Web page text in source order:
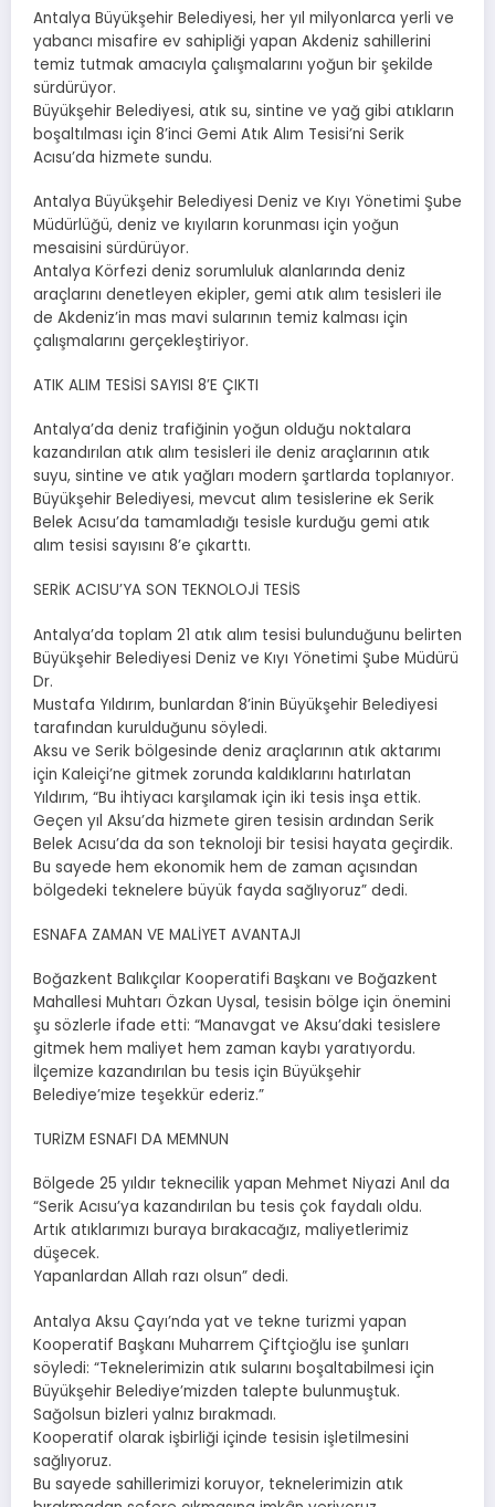
Antalya Büyükşehir Belediyesi, her yıl milyonlarca yerli ve
yabancı misafire ev sahipliği yapan Akdeniz sahillerini
temiz tutmak amacıyla çalışmalarını yoğun bir şekilde
sürdürüyor.
Büyükşehir Belediyesi, atık su, sintine ve yağ gibi atıkların
boşaltılması için 8’inci Gemi Atık Alım Tesisi’ni Serik
Acısu’da hizmete sundu.
Antalya Büyükşehir Belediyesi Deniz ve Kıyı Yönetimi Şube
Müdürlüğü, deniz ve kıyıların korunması için yoğun
mesaisini sürdürüyor.
Antalya Körfezi deniz sorumluluk alanlarında deniz
araçlarını denetleyen ekipler, gemi atık alım tesisleri ile
de Akdeniz’in mas mavi sularının temiz kalması için
çalışmalarını gerçekleştiriyor.
ATIK ALIM TESİSİ SAYISI 8’E ÇIKTI
Antalya’da deniz trafiğinin yoğun olduğu noktalara
kazandırılan atık alım tesisleri ile deniz araçlarının atık
suyu, sintine ve atık yağları modern şartlarda toplanıyor.
Büyükşehir Belediyesi, mevcut alım tesislerine ek Serik
Belek Acısu’da tamamladığı tesisle kurduğu gemi atık
alım tesisi sayısını 8’e çıkarttı.
SERİK ACISU’YA SON TEKNOLOJİ TESİS
Antalya’da toplam 21 atık alım tesisi bulunduğunu belirten
Büyükşehir Belediyesi Deniz ve Kıyı Yönetimi Şube Müdürü
Dr.
Mustafa Yıldırım, bunlardan 8’inin Büyükşehir Belediyesi
tarafından kurulduğunu söyledi.
Aksu ve Serik bölgesinde deniz araçlarının atık aktarımı
için Kaleiçi’ne gitmek zorunda kaldıklarını hatırlatan
Yıldırım, “Bu ihtiyacı karşılamak için iki tesis inşa ettik.
Geçen yıl Aksu’da hizmete giren tesisin ardından Serik
Belek Acısu’da da son teknoloji bir tesisi hayata geçirdik.
Bu sayede hem ekonomik hem de zaman açısından
bölgedeki teknelere büyük fayda sağlıyoruz” dedi.
ESNAFA ZAMAN VE MALİYET AVANTAJI
Boğazkent Balıkçılar Kooperatifi Başkanı ve Boğazkent
Mahallesi Muhtarı Özkan Uysal, tesisin bölge için önemini
şu sözlerle ifade etti: “Manavgat ve Aksu’daki tesislere
gitmek hem maliyet hem zaman kaybı yaratıyordu.
İlçemize kazandırılan bu tesis için Büyükşehir
Belediye’mize teşekkür ederiz.”
TURİZM ESNAFI DA MEMNUN
Bölgede 25 yıldır teknecilik yapan Mehmet Niyazi Anıl da
“Serik Acısu’ya kazandırılan bu tesis çok faydalı oldu.
Artık atıklarımızı buraya bırakacağız, maliyetlerimiz
düşecek.
Yapanlardan Allah razı olsun” dedi.
Antalya Aksu Çayı’nda yat ve tekne turizmi yapan
Kooperatif Başkanı Muharrem Çiftçioğlu ise şunları
söyledi: “Teknelerimizin atık sularını boşaltabilmesi için
Büyükşehir Belediye’mizden talepte bulunmuştuk.
Sağolsun bizleri yalnız bırakmadı.
Kooperatif olarak işbirliği içinde tesisin işletilmesini
sağlıyoruz.
Bu sayede sahillerimizi koruyor, teknelerimizin atık